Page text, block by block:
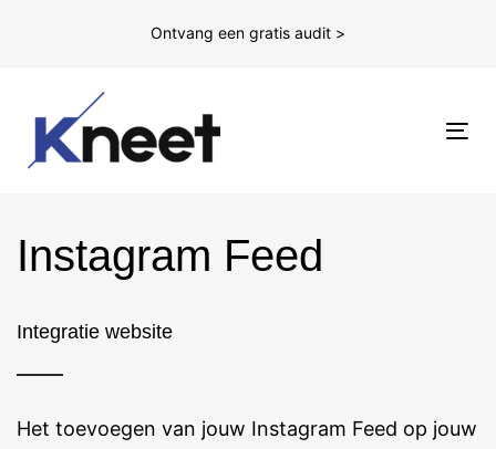
Ontvang een gratis audit >
Instagram Feed
Integratie website
Het toevoegen van jouw Instagram Feed op jouw